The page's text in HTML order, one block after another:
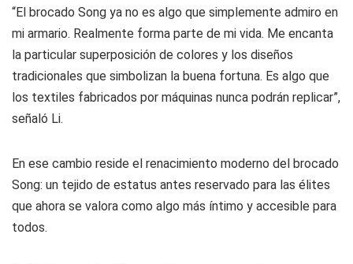
“El brocado Song ya no es algo que simplemente admiro en
mi armario. Realmente forma parte de mi vida. Me encanta
la particular superposición de colores y los diseños
tradicionales que simbolizan la buena fortuna. Es algo que
los textiles fabricados por máquinas nunca podrán replicar”,
señaló Li.
En ese cambio reside el renacimiento moderno del brocado
Song: un tejido de estatus antes reservado para las élites
que ahora se valora como algo más íntimo y accesible para
todos.